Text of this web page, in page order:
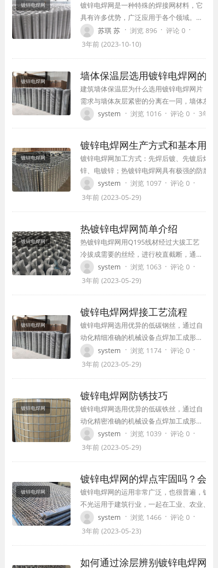
镀锌电焊网
镀锌电焊网是一种特殊的焊接网材料，它
具有许多优势，广泛应用于各个领域。本
文将从优势与应用领域两个方面介绍镀锌
电焊网。
苏琪 苏 · 浏览 896 · 评论 0 ·
3年前 (2023-10-10)
镀锌电焊网 墙体保温层选用镀锌电焊网的
建筑墙体保温层为什么选用镀锌电焊网片，
需求与墙体灰层紧密的分离在一同，墙体灰
我们需求对其停止很好的防腐处置，所以普
system · 浏览 1016 · 评论 0 · 3年
镀锌电焊网
镀锌电焊网生产方式和基本用
镀锌电焊网加工方式：先焊后镀、先镀后焊
锌、电镀锌；热镀锌电焊网具有极强的防腐
点。 system · 浏览 1097 · 评论 0 ·
3年前 (2023-05-29)
镀锌电焊网
热镀锌电焊网简单介绍
热镀锌电焊网用Q195线材经过大拔工艺
冷拔成需要的丝经，进行校直截断，通过
精密的自动化机械技术加工制成，网面平
整，结构坚固，整体性强，即使局部裁截
好，具有一般铁丝网不具备的优点。
system · 浏览 1063 · 评论 0 ·
3年前 (2023-05-29)
镀锌电焊网
镀锌电焊网焊接工艺流程
镀锌电焊网选用优异的低碳钢丝，通过自
动化精细准确的机械设备点焊加工成形
后，选用浸锌工艺的外表处理，也能够将
PVC或PE、PP粉末通过硫化处理涂其外
system · 浏览 1174 · 评论 0 ·
3年前 (2023-05-29)
镀锌电焊网
镀锌电焊网防锈技巧
镀锌电焊网选用优异的低碳铁丝，通过自
动化精密准确的机械设备点焊加工成形
后，选用浸锌工艺的外表处理，常规英标
生产，网面滑润规整，结构坚固均匀，整
system · 浏览 1039 · 评论 0 ·
3年前 (2023-05-29)
镀锌电焊网
镀锌电焊网的焊点牢固吗？会
镀锌电焊网的运用非常广泛，也很普遍，镀
不光运用于建筑行业，一起在工业、农业、
交通防护等方面运用也非常的广泛。一起也
担心镀锌电焊网在运用过程中会呈现焊点焊
排焊而成，怎么在生产过程…
system · 浏览 1466 · 评论 0 ·
3年前 (2023-05-23)
如何通过涂层辨别镀锌电焊网